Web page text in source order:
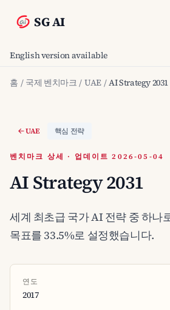
SG AI
English version available
홈 / 국제 벤치마크 / UAE / AI Strategy 2031
UAE 핵심 전략
벤치마크 상세 · 업데이트 2026-05-04
AI Strategy 2031
세계 최초급 국가 AI 전략 중 하나
목표를 33.5%로 설정했습니다.
연도
2017